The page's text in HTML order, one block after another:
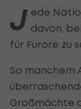
J ede
davon,
für Furore zu
So manchem
Großmächte